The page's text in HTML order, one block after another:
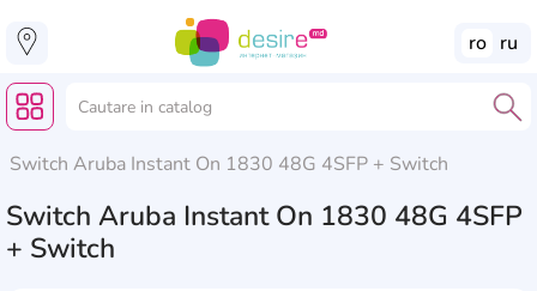
ro ru
Switch Aruba Instant On 1830 48G 4SFP + Switch
Switch Aruba Instant On 1830 48G 4SFP
+ Switch